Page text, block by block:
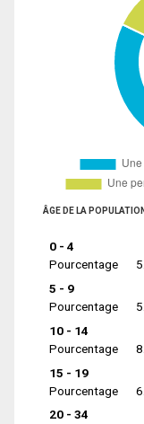
ÂGE DE LA POPULATION
0 - 4
Pourcentage
5 - 9
Pourcentage
10 - 14
Pourcentage
15 - 19
Pourcentage
20 - 34